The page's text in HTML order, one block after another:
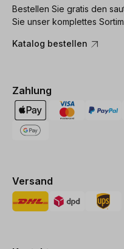
Bestellen Sie gratis den
Sie unser komplettes
Katalog bestellen
Zahlung
Versand